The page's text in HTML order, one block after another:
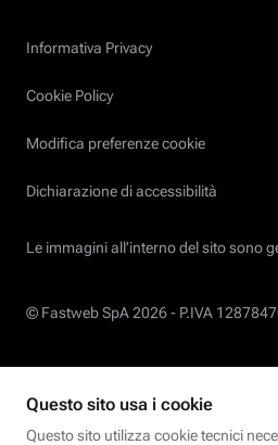
Informativa Privacy
Cookie Policy
Modifica preferenze cookie
Dichiarazione di accessibilità
Le immagini all’interno del sito sono
© Fastweb SpA 2026 - P.IVA